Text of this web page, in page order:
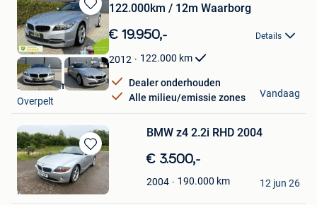
Bewaren
in
Mijn
Favorieten
122.000km / 12m Waarborg
€ 19.950,- Details
2012 122.000 km
Dealer onderhouden
Alle milieu/emissie zones
PCS Automotive
Overpelt
Vandaag
Bewaren
in
Mijn
Favorieten
BMW z4 2.2i RHD 2004
€ 3.500,-
2004 190.000 km
Danis
Ham-Sur-Heure
12 jun 26